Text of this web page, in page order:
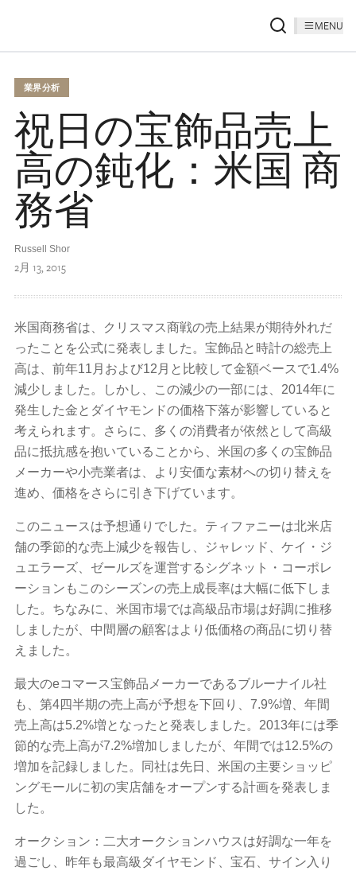
MENU
業界分析
祝日の宝飾品売上
高の鈍化：米国 商
務省
Russell Shor
2月 13, 2015
米国商務省は、クリスマス商戦の売上結果が期待外れだ
ったことを公式に発表しました。宝飾品と時計の総売上
高は、前年11月および12月と比較して金額ベースで1.4%
減少しました。しかし、この減少の一部には、2014年に
発生した金とダイヤモンドの価格下落が影響していると
考えられます。さらに、多くの消費者が依然として高級
品に抵抗感を抱いていることから、米国の多くの宝飾品
メーカーや小売業者は、より安価な素材への切り替えを
進め、価格をさらに引き下げています。
このニュースは予想通りでした。ティファニーは北米店
舗の季節的な売上減少を報告し、ジャレッド、ケイ・ジ
ュエラーズ、ゼールズを運営するシグネット・コーポレ
ーションもこのシーズンの売上成長率は大幅に低下しま
した。ちなみに、米国市場では高級品市場は好調に推移
しましたが、中間層の顧客はより低価格の商品に切り替
えました。
最大のeコマース宝飾品メーカーであるブルーナイル社
も、第4四半期の売上高が予想を下回り、7.9%増、年間
売上高は5.2%増となったと発表しました。2013年には季
節的な売上高が7.2%増加しましたが、年間では12.5%の
増加を記録しました。同社は先日、米国の主要ショッピ
ングモールに初の実店舗をオープンする計画を発表しま
した。
オークション：二大オークションハウスは好調な一年を
過ごし、昨年も最高級ダイヤモンド、宝石、サイン入り